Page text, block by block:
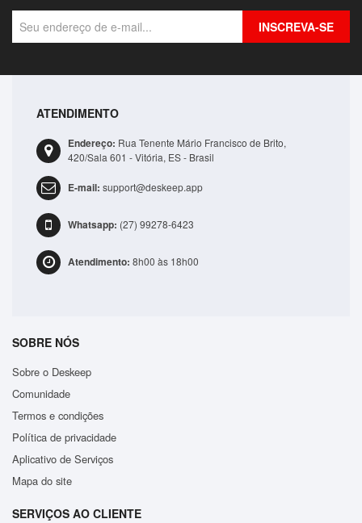
R$41,99
ADICIONAR
INSCREVA-SE
ATENDIMENTO
Endereço: Rua Tenente Mário Francisco de Brito,
420/Sala 601 - Vitória, ES - Brasil
E-mail: support@deskeep.app
Whatsapp: (27) 99278-6423
Atendimento: 8h00 às 18h00
SOBRE NÓS
Sobre o Deskeep
Comunidade
Termos e condições
Política de privacidade
Aplicativo de Serviços
Mapa do site
SERVIÇOS AO CLIENTE